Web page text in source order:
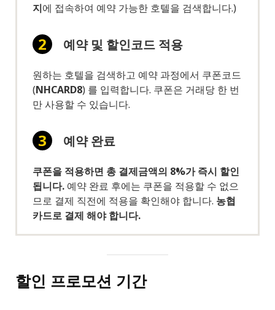
지에 접속하여 예약 가능한 호텔을 검색합니다.)
예약 및 할인코드 적용
원하는 호텔을 검색하고 예약 과정에서 쿠폰코드
(NHCARD8) 를 입력합니다. 쿠폰은 거래당 한 번
만 사용할 수 있습니다.
예약 완료
쿠폰을 적용하면 총 결제금액의 8%가 즉시 할인
됩니다. 예약 완료 후에는 쿠폰을 적용할 수 없으
므로 결제 직전에 적용을 확인해야 합니다. 농협
카드로 결제 해야 합니다.
할인 프로모션 기간